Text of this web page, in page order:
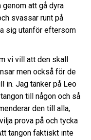
att gå dyra
svassar runt på
sig utanför eftersom
vi vill att den skall
men också för de
in. Jag tänker på Leo
till någon och så
den till alla,
prova på och tycka
tangon faktiskt inte